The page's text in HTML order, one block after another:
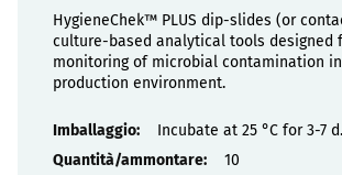
HygieneChek™ PLUS dip-slides (or
culture-based analytical tools designed
monitoring of microbial contamination
production environment.
Proprietà
Incubate at 25 °C for 3-7 d.
10